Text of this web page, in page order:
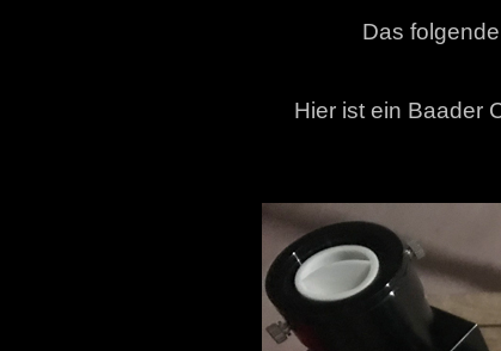
Das
Hier ist ein Baader